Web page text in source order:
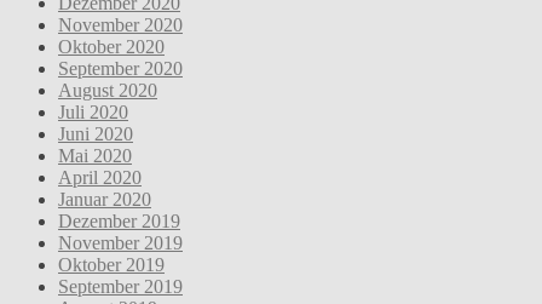
November 2020
Oktober 2020
September 2020
August 2020
Juli 2020
Juni 2020
Mai 2020
April 2020
Januar 2020
Dezember 2019
November 2019
Oktober 2019
September 2019